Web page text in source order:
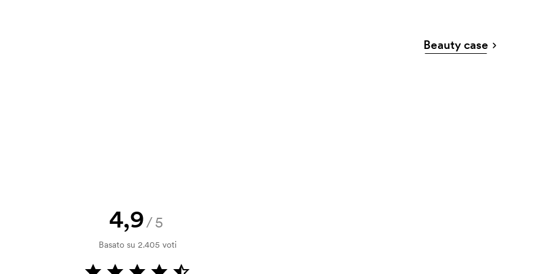
personalizzazione. Il costo iniziale
Questo costo si applica anche se
Beauty case
4,9/5
Basato su 2.405 voti